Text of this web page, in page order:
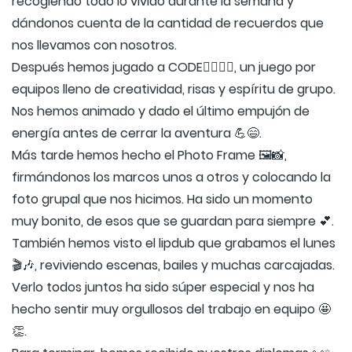
dándonos cuenta de la cantidad de recuerdos que
nos llevamos con nosotros.
Después hemos jugado a CODE🏃‍♀️🏃‍♂️, un juego por
equipos lleno de creatividad, risas y espíritu de grupo.
Nos hemos animado y dado el último empujón de
energía antes de cerrar la aventura 💪😄.
Más tarde hemos hecho el Photo Frame 🖼️📸,
firmándonos los marcos unos a otros y colocando la
foto grupal que nos hicimos. Ha sido un momento
muy bonito, de esos que se guardan para siempre 💕.
También hemos visto el lipdub que grabamos el lunes
🎬🎶, reviviendo escenas, bailes y muchas carcajadas.
Verlo todos juntos ha sido súper especial y nos ha
hecho sentir muy orgullosos del trabajo en equipo 🤩
👏.